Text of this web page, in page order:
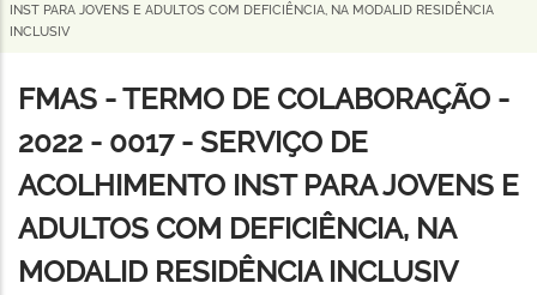
de
INST PARA JOVENS E ADULTOS COM DEFICIÊNCIA, NA MODALID RESIDÊNCIA
INCLUSIV
FMAS - TERMO DE COLABORAÇÃO -
2022 - 0017 - SERVIÇO DE
ACOLHIMENTO INST PARA JOVENS E
ADULTOS COM DEFICIÊNCIA, NA
MODALID RESIDÊNCIA INCLUSIV